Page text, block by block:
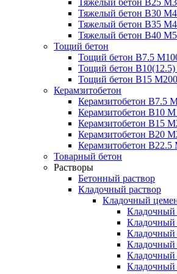
Тяжелый бетон В25
Тяжелый бетон В30
Тяжелый бетон В35
Тяжелый бетон В40
Тощий бетон
Тощий бетон В7.5
Тощий бетон
Тощий бетон В15 М200
Керамзитобетон
Керамзитобетон В7.5
Керамзитобетон В10
Керамзитобетон В15
Керамзитобетон В20
Керамзитобетон В22.5
Товарный бетон
Растворы
Бетонный раствор
Кладочный раствор
Кладочный
Кладочный
Кладочный
Кладочный
Кладочный
Кладочный
Кладочный